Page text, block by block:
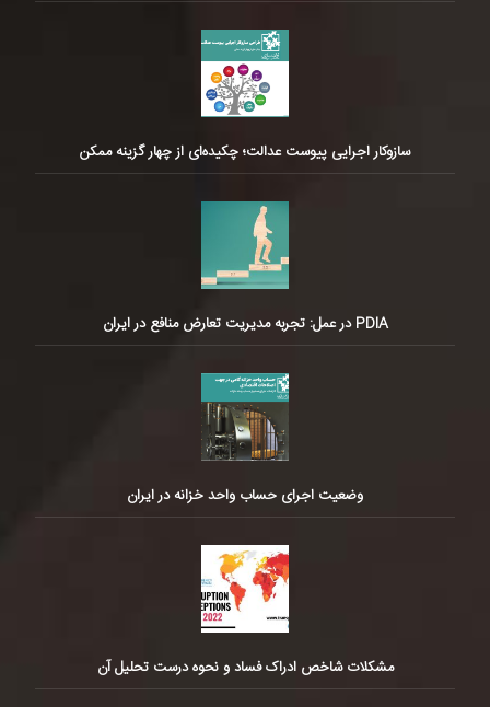
سازوکار اجرایی پیوست عدالت؛ چکیده‌ای از چهار گزینه ممکن
PDIA در عمل: تجربه مدیریت تعارض منافع در ایران
وضعیت اجرای حساب واحد خزانه در ایران
مشکلات شاخص ادراک فساد و نحوه درست تحلیل آن